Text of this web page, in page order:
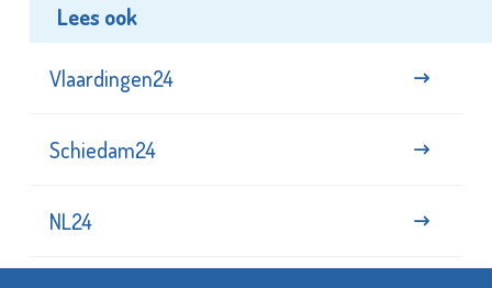
Lees ook
Vlaardingen24
Schiedam24
NL24